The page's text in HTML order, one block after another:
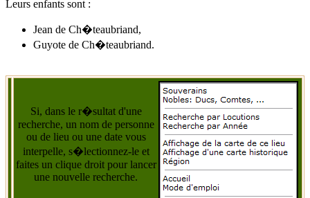
Leurs enfants sont :
Jean de Ch�teaubriand,
Guyote de Ch�teaubriand.
Si, dans le r�sultat d'une
recherche, un nom de personne
ou de lieu ou une date vous
interpelle, s�lectionnez-le et
faites un clique droit pour lancer
une nouvelle recherche.